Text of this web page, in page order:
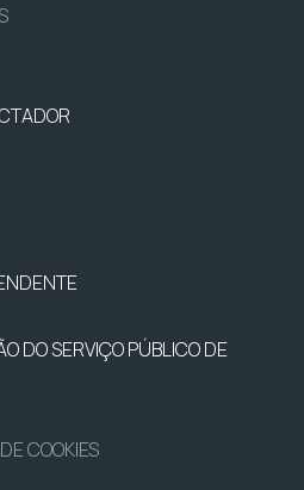
DO SERVIÇO PÚBLICO DE
COOKIES